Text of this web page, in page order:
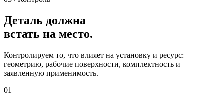
Деталь должна
встать на место.
Контролируем то, что влияет на установку и ресурс:
геометрию, рабочие поверхности, комплектность и
заявленную применимость.
01